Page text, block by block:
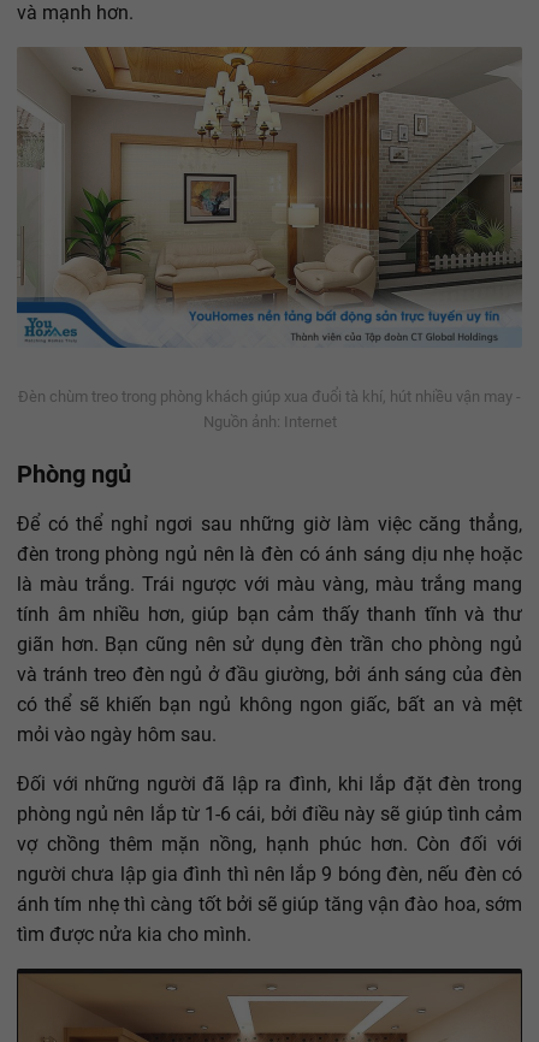
và mạnh hơn.
Đèn chùm treo trong phòng khách giúp xua đuổi tà khí, hút nhiều vận may -
Nguồn ảnh: Internet
Phòng ngủ
Để có thể nghỉ ngơi sau những giờ làm việc căng thẳng,
đèn trong phòng ngủ nên là đèn có ánh sáng dịu nhẹ hoặc
là màu trắng. Trái ngược với màu vàng, màu trắng mang
tính âm nhiều hơn, giúp bạn cảm thấy thanh tĩnh và thư
giãn hơn. Bạn cũng nên sử dụng đèn trần cho phòng ngủ
và tránh treo đèn ngủ ở đầu giường, bởi ánh sáng của đèn
có thể sẽ khiến bạn ngủ không ngon giấc, bất an và mệt
mỏi vào ngày hôm sau.
Đối với những người đã lập ra đình, khi lắp đặt đèn trong
phòng ngủ nên lắp từ 1-6 cái, bởi điều này sẽ giúp tình cảm
vợ chồng thêm mặn nồng, hạnh phúc hơn. Còn đối với
người chưa lập gia đình thì nên lắp 9 bóng đèn, nếu đèn có
ánh tím nhẹ thì càng tốt bởi sẽ giúp tăng vận đào hoa, sớm
tìm được nửa kia cho mình.